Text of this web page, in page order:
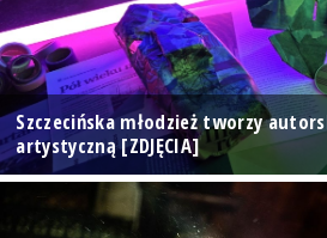
Szczecińska młodzież tworzy
artystyczną [ZDJĘCIA]